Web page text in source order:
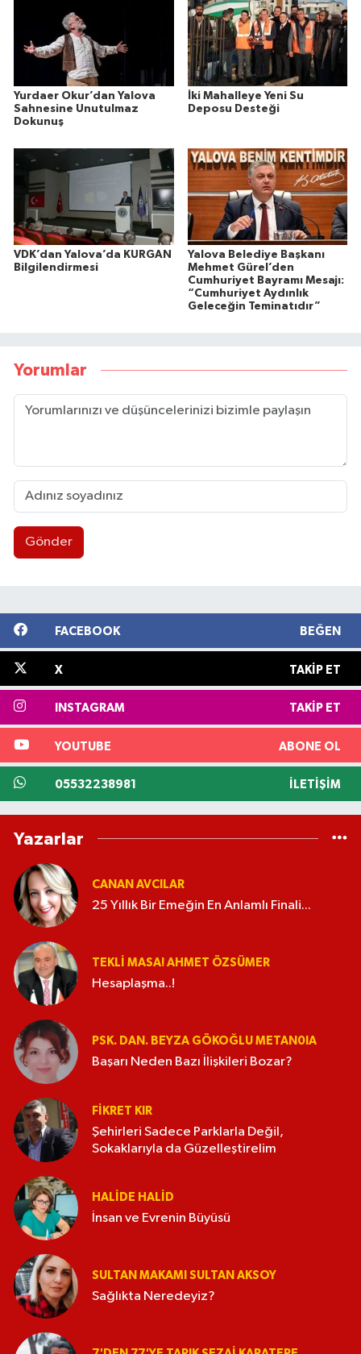
Yurdaer Okur’dan Yalova
Sahnesine Unutulmaz
Dokunuş
İki Mahalleye Yeni Su
Deposu Desteği
VDK’dan Yalova’da KURGAN
Bilgilendirmesi
Yalova Belediye Başkanı
Mehmet Gürel’den
Cumhuriyet Bayramı Mesajı:
“Cumhuriyet Aydınlık
Geleceğin Teminatıdır”
Yorumlar
Gönder
FACEBOOK BEĞEN
X TAKIP ET
INSTAGRAM TAKIP ET
YOUTUBE ABONE OL
05532238981 İLETIŞIM
Yazarlar
CANAN AVCILAR
25 Yıllık Bir Emeğin En Anlamlı Finali...
TEKLI MASA! AHMET ÖZSÜMER
Hesaplaşma..!
PSK. DAN. BEYZA GÖKOĞLU METAN0IA
Başarı Neden Bazı İlişkileri Bozar?
FIKRET KIR
Şehirleri Sadece Parklarla Değil,
Sokaklarıyla da Güzelleştirelim
HALIDE HALID
İnsan ve Evrenin Büyüsü
SULTAN MAKAMI SULTAN AKSOY
Sağlıkta Neredeyiz?